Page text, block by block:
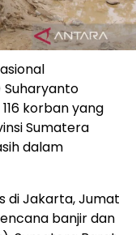
Suharyanto
korban yang
Sumatera
dalam
di Jakarta, Jumat
banjir dan